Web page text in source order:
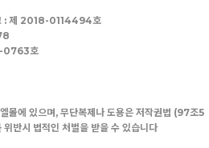
: 제 2018-0114494호
-0763호
몰에 있으며, 무단복제나 도용은 저작권법 (97조5
반시 법적인 처벌을 받을 수 있습니다